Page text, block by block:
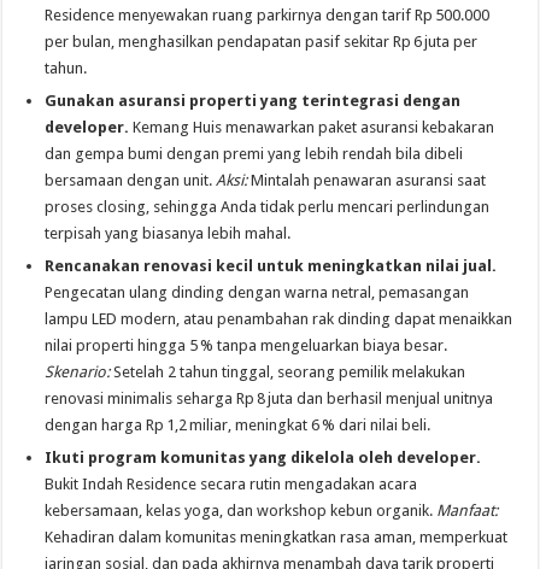
Residence menyewakan ruang parkirnya dengan tarif Rp 500.000
per bulan, menghasilkan pendapatan pasif sekitar Rp 6 juta per
tahun.
Gunakan asuransi properti yang terintegrasi dengan
developer. Kemang Huis menawarkan paket asuransi kebakaran
dan gempa bumi dengan premi yang lebih rendah bila dibeli
bersamaan dengan unit.Aksi:Mintalah penawaran asuransi saat
proses closing, sehingga Anda tidak perlu mencari perlindungan
terpisah yang biasanya lebih mahal.
Rencanakan renovasi kecil untuk meningkatkan nilai jual.
Pengecatan ulang dinding dengan warna netral, pemasangan
lampu LED modern, atau penambahan rak dinding dapat menaikkan
nilai properti hingga 5 % tanpa mengeluarkan biaya besar.
Skenario:Setelah 2 tahun tinggal, seorang pemilik melakukan
renovasi minimalis seharga Rp 8 juta dan berhasil menjual unitnya
dengan harga Rp 1,2 miliar, meningkat 6 % dari nilai beli.
Ikuti program komunitas yang dikelola oleh developer.
Bukit Indah Residence secara rutin mengadakan acara
kebersamaan, kelas yoga, dan workshop kebun organik. Manfaat:
Kehadiran dalam komunitas meningkatkan rasa aman, memperkuat
jaringan sosial, dan pada akhirnya menambah daya tarik properti